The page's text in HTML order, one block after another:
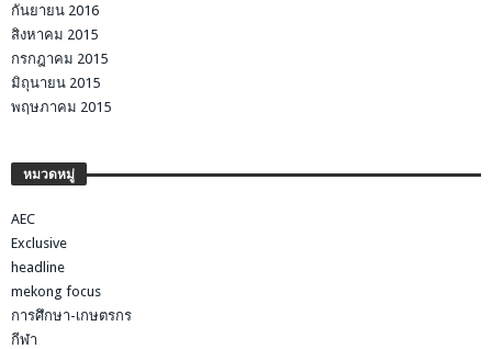
กันยายน 2016
สิงหาคม 2015
กรกฎาคม 2015
มิถุนายน 2015
พฤษภาคม 2015
หมวดหมู่
AEC
Exclusive
headline
mekong focus
การศึกษา-เกษตรกร
กีฬา